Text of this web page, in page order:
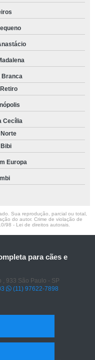
Branca
Cecília
Bibi
Europa
Sua reprodução, parcial ou total,
do autor. Crime de violação de
98 - Lei de direitos autorais
para cães e
, 933 São Paulo - SP
(11) 97622-7898